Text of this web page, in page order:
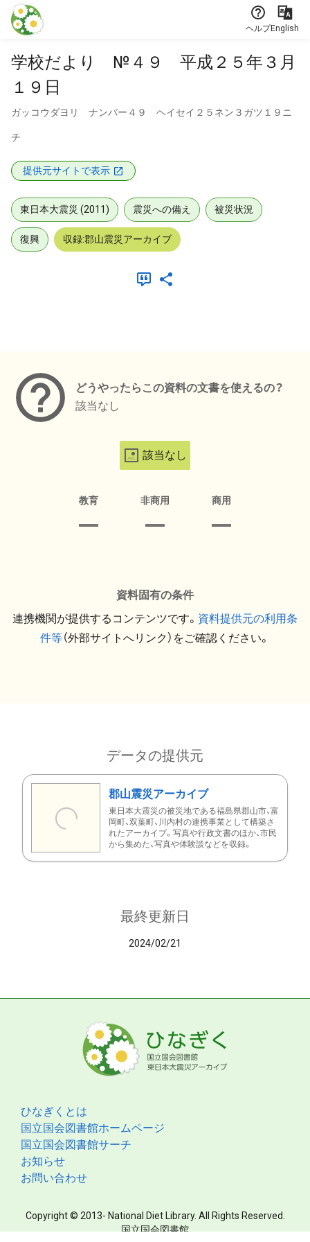
本文に飛ぶ
ヘルプEnglish
学校だより №４９ 平成２５年３月
１９日
ガッコウダヨリ ナンバー４９ ヘイセイ２５ネン３ガツ１９ニ
チ
提供元サイトで表示
東日本大震災 (2011) 震災への備え 被災状況
復興 収録:郡山震災アーカイブ
どうやったらこの資料の文書を使えるの？
該当なし
該当なし
教育 非商用 商用
資料固有の条件
連携機関が提供するコンテンツです。 資料提供元の利用条
件等（外部サイトへリンク）をご確認ください。
データの提供元
郡山震災アーカイブ
東日本大震災の被災地である福島県郡山市、富
岡町、双葉町、川内村の連携事業として構築さ
れたアーカイブ。写真や行政文書のほか、市民
から集めた、写真や体験談などを収録。
最終更新日
2024/02/21
ひなぎくとは
国立国会図書館ホームページ
国立国会図書館サーチ
お知らせ
お問い合わせ
Copyright © 2013- National Diet Library. All Rights Reserved.